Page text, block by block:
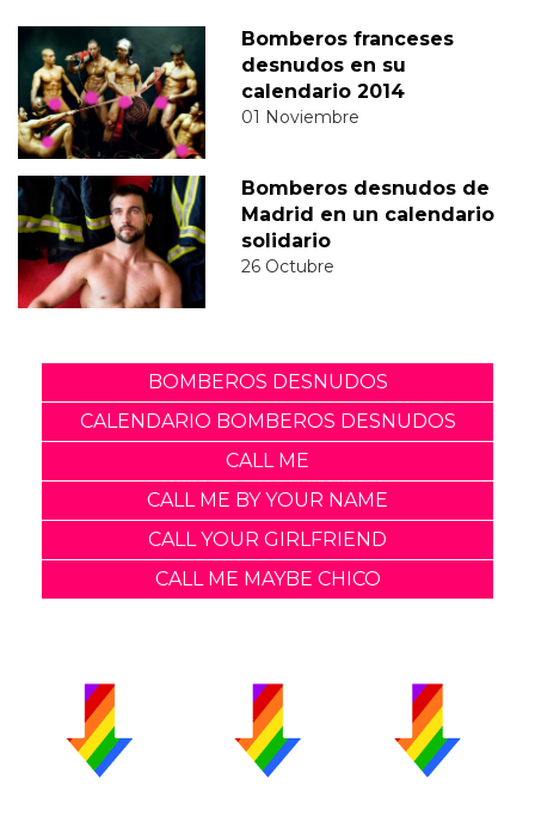
Bomberos franceses
desnudos en su
calendario 2014
01 Noviembre
Bomberos desnudos de
Madrid en un calendario
solidario
26 Octubre
BOMBEROS DESNUDOS
CALENDARIO BOMBEROS DESNUDOS
CALL ME
CALL ME BY YOUR NAME
CALL YOUR GIRLFRIEND
CALL ME MAYBE CHICO